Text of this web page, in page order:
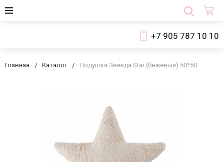
+7 905 787 10 10
Главная Каталог Подушка Звезда Star (бежевый) 50*50